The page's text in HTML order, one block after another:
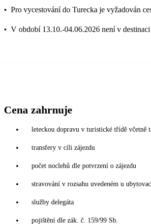
• Pro vycestování do Turecka je vyžadován
• V období 13.10.-04.06.2026 není v
Cena zahrnuje
leteckou dopravu v turistické třídě včetně
transfery v cíli zájezdu
počet noclehů dle potvrzení o zájezdu
stravování v rozsahu uvedeném u
služby delegáta
pojištění dle zák. č. 159/99 Sb.